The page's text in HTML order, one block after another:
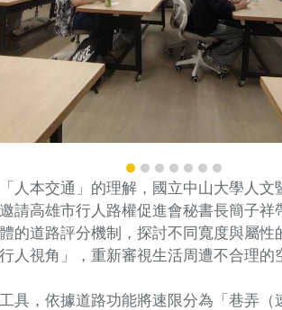
人本交通」的理解，國立中山大學人
請高雄市行人路權促進會秘書長簡子
的道路評分機制，探討不同寬度與屬
人視角」，重新審視生活周遭不合理的
具，依據道路功能將速限分為「巷弄（